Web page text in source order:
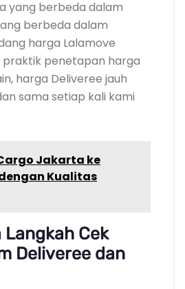
yang berbeda dalam
berbeda dalam
harga Lalamove
penetapan harga
harga Deliveree jauh
sama setiap kali kami
Jakarta ke
Kualitas
Langkah Cek
Deliveree dan